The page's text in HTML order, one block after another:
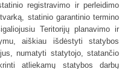
registravimo ir perleidimo
statinio garantinio termino
Teritorijų planavimo ir
aiškiau išdėstyti statybos
numatyti statytojo, statančio
atliekamų statybos darbų